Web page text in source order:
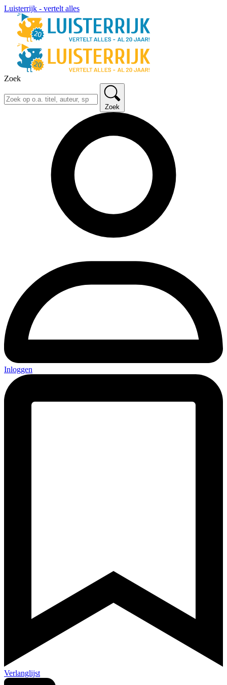
Luisterrijk - vertelt alles
Zoek
Zoek
Inloggen
Verlanglijst